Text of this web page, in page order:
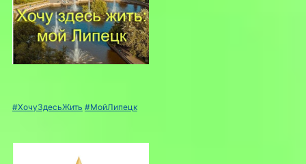
#ХочуЗдесьЖить #МойЛипецк